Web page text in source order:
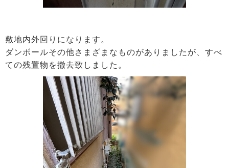
敷地内外回りになります。
ダンボールその他さまざまなものがありましたが、すべ
ての残置物を撤去致しました。